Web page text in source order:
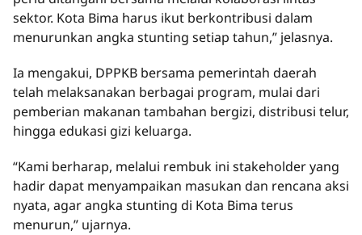
sektor. Kota Bima harus ikut berkontribusi dalam
menurunkan angka stunting setiap tahun,” jelasnya.
Ia mengakui, DPPKB bersama pemerintah daerah
telah melaksanakan berbagai program, mulai dari
pemberian makanan tambahan bergizi, distribusi telur,
hingga edukasi gizi keluarga.
“Kami berharap, melalui rembuk ini stakeholder yang
hadir dapat menyampaikan masukan dan rencana aksi
nyata, agar angka stunting di Kota Bima terus
menurun,” ujarnya.